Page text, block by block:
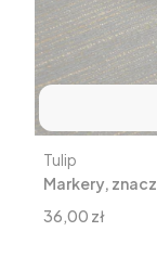
Markery,
Producent
Tulip
Cena
36,00 zł